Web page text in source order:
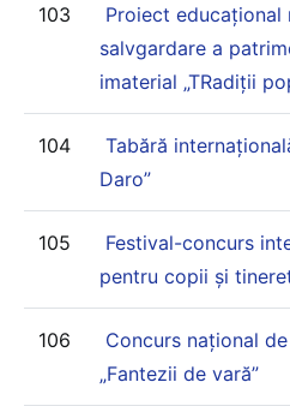
103
Proiect educațional
salvgardare a
imaterial „TRadiții
104
Tabără
Daro”
105
Festival-concurs
pentru copii și
106
Concurs național
„Fantezii de vară”